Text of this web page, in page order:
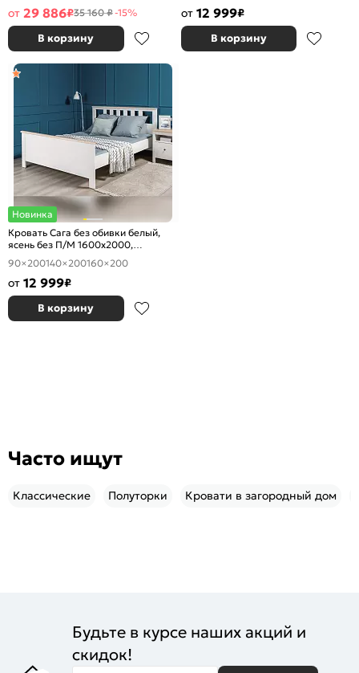
от 29 886₽35 160 ₽-15%
В корзину
от 12 999₽
В корзину
Новинка
Кровать Сага без обивки белый,
ясень без П/М 1600x2000,
ортопедическое основание,
изголовье жесткое
90×200140×200160×200
от 12 999₽
В корзину
Часто ищут
Классические Полуторки Кровати в загородный дом
Будьте в курсе наших акций и
скидок!